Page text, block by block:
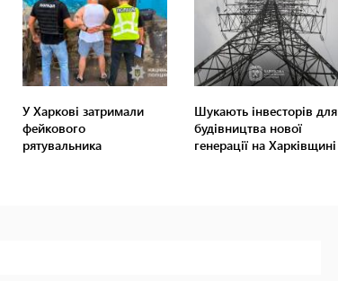
У Харкові затримали
фейкового
рятувальника
Шукають інвесторів для
будівництва нової
генерації на Харківщині